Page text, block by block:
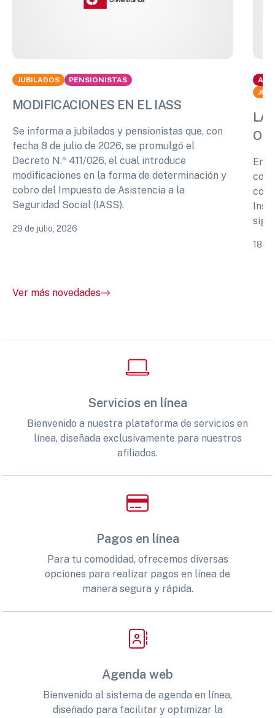
JUBILADOS PENSIONISTAS
MODIFICACIONES EN EL IASS
Se informa a jubilados y pensionistas que, con
fecha 8 de julio de 2026, se promulgó el
Decreto N.º 411/026, el cual introduce
modificaciones en la forma de determinación y
cobro del Impuesto de Asistencia a la
Seguridad Social (IASS).
29 de julio, 2026
LA
En
18
Ver más novedades
Servicios en línea
Bienvenido a nuestra plataforma de servicios en
línea, diseñada exclusivamente para nuestros
afiliados.
Pagos en línea
Para tu comodidad, ofrecemos diversas
opciones para realizar pagos en línea de
manera segura y rápida.
Agenda web
Bienvenido al sistema de agenda en línea,
diseñado para facilitar y optimizar la